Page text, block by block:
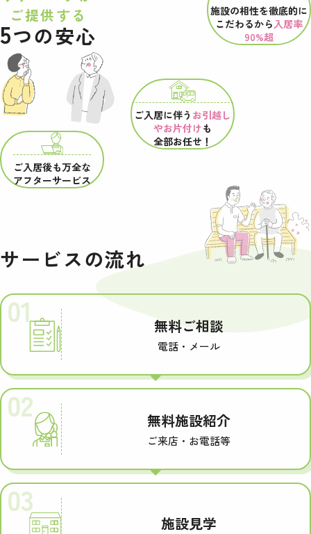
ご提供する
5つの安心
施設の相性を徹底的に
こだわるから入居率
90%超
ご入居に伴う お引越し
やお片付けも
全部お任せ！
ご入居後も万全な
アフターサービス
サービスの流れ
01 無料ご相談
電話・メール
02 無料施設紹介
ご来店・お電話等
03
施設見学